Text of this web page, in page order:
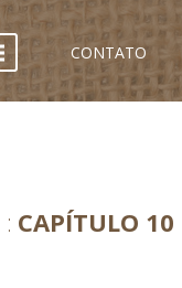
CONTATO
CAPÍTULO 10